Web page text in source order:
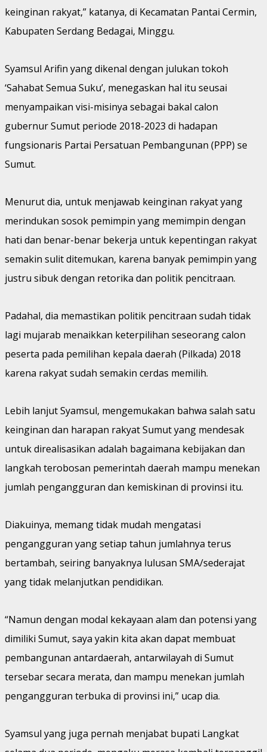
keinginan rakyat,” katanya, di Kecamatan Pantai Cermin,
Kabupaten Serdang Bedagai, Minggu.
Syamsul Arifin yang dikenal dengan julukan tokoh
‘Sahabat Semua Suku’, menegaskan hal itu seusai
menyampaikan visi-misinya sebagai bakal calon
gubernur Sumut periode 2018-2023 di hadapan
fungsionaris Partai Persatuan Pembangunan (PPP) se
Sumut.
Menurut dia, untuk menjawab keinginan rakyat yang
merindukan sosok pemimpin yang memimpin dengan
hati dan benar-benar bekerja untuk kepentingan rakyat
semakin sulit ditemukan, karena banyak pemimpin yang
justru sibuk dengan retorika dan politik pencitraan.
Padahal, dia memastikan politik pencitraan sudah tidak
lagi mujarab menaikkan keterpilihan seseorang calon
peserta pada pemilihan kepala daerah (Pilkada) 2018
karena rakyat sudah semakin cerdas memilih.
Lebih lanjut Syamsul, mengemukakan bahwa salah satu
keinginan dan harapan rakyat Sumut yang mendesak
untuk direalisasikan adalah bagaimana kebijakan dan
langkah terobosan pemerintah daerah mampu menekan
jumlah pengangguran dan kemiskinan di provinsi itu.
Diakuinya, memang tidak mudah mengatasi
pengangguran yang setiap tahun jumlahnya terus
bertambah, seiring banyaknya lulusan SMA/sederajat
yang tidak melanjutkan pendidikan.
“Namun dengan modal kekayaan alam dan potensi yang
dimiliki Sumut, saya yakin kita akan dapat membuat
pembangunan antardaerah, antarwilayah di Sumut
tersebar secara merata, dan mampu menekan jumlah
pengangguran terbuka di provinsi ini,” ucap dia.
Syamsul yang juga pernah menjabat bupati Langkat